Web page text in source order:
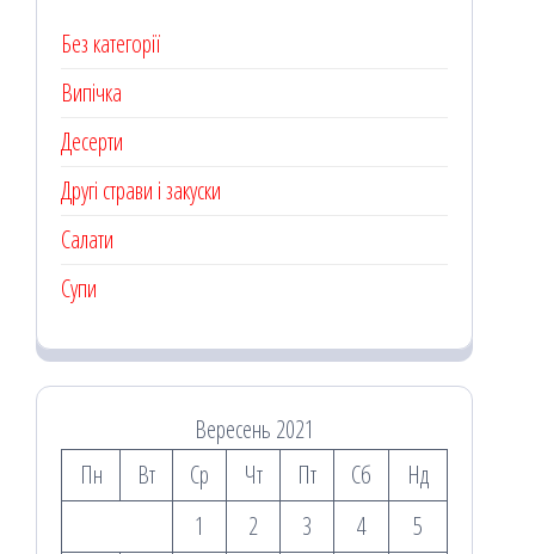
Без категорії
Випічка
Десерти
Другі страви і закуски
Салати
Супи
Вересень 2021
Пн
Вт Ср Чт Пт Сб
Нд
1
2 3 4 5